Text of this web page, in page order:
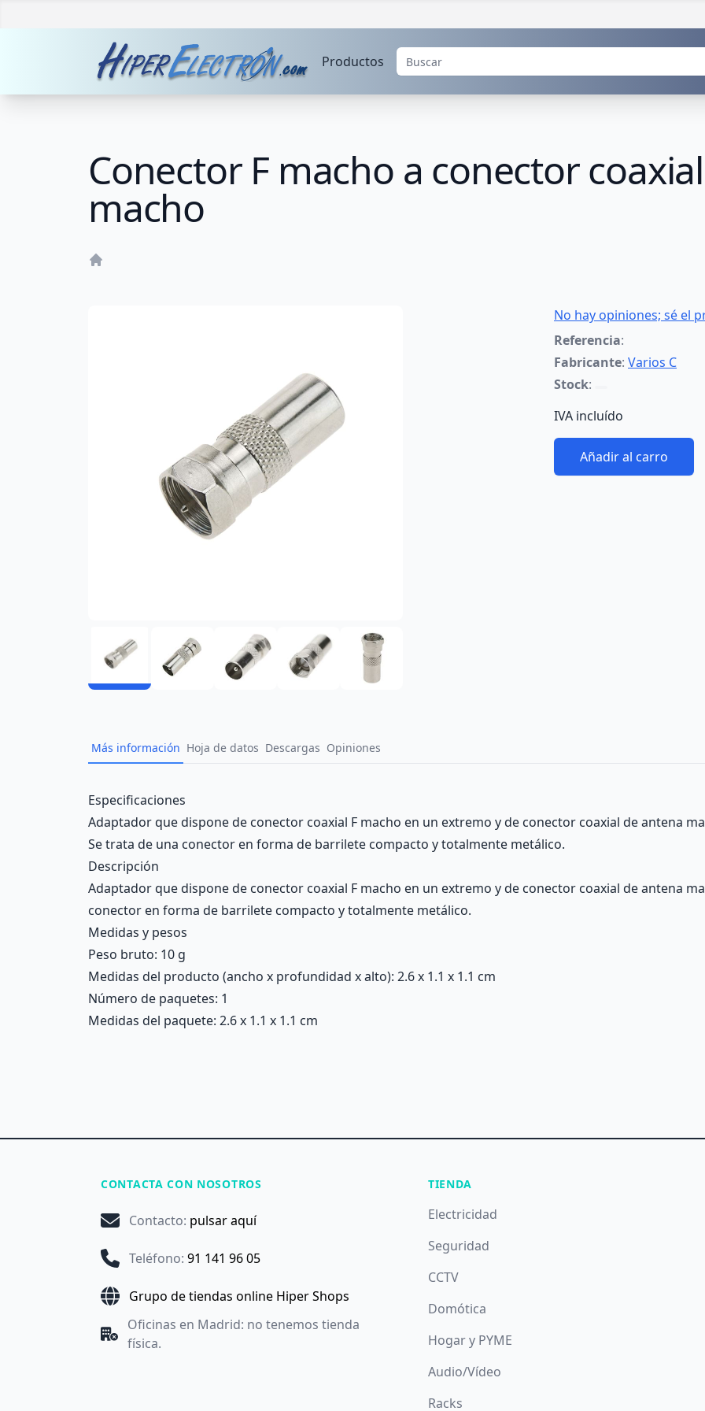
Productos
Conector F macho a conector
macho
No hay opiniones; sé el
Referencia:
Fabricante: Varios C
Stock:
IVA incluído
Añadir al carro
Más información Hoja de datos Descargas Opiniones
Description
Especificaciones
Adaptador que dispone de conector coaxial F macho en un extremo y de conector coaxial de antena
Se trata de una conector en forma de barrilete compacto y totalmente metálico.
Descripción
Adaptador que dispone de conector coaxial F macho en un extremo y de conector coaxial de antena
conector en forma de barrilete compacto y totalmente metálico.
Medidas y pesos
Peso bruto: 10 g
Medidas del producto (ancho x profundidad x alto): 2.6 x 1.1 x 1.1 cm
Número de paquetes: 1
Medidas del paquete: 2.6 x 1.1 x 1.1 cm
CONTACTA CON NOSOTROS
Contacto: pulsar aquí
Teléfono: 91 141 96 05
Grupo de tiendas online Hiper Shops
Oficinas en Madrid: no tenemos tienda
física.
TIENDA
Electricidad
Seguridad
CCTV
Domótica
Hogar y PYME
Audio/Vídeo
Racks